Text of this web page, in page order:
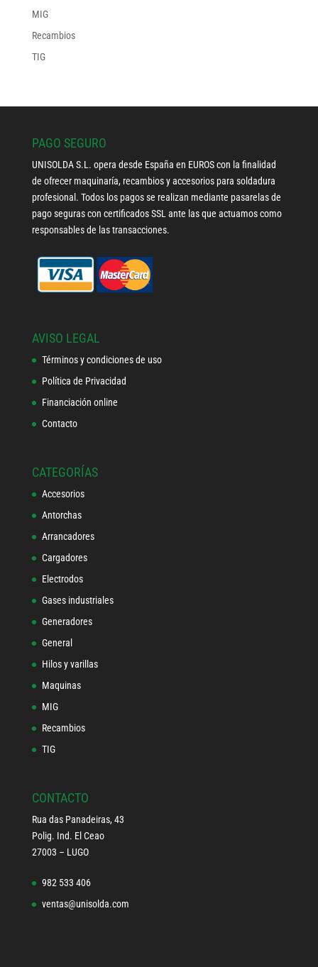
MIG
Recambios
TIG
PAGO SEGURO
UNISOLDA S.L. opera desde España en EUROS con la finalidad
de ofrecer maquinaría, recambios y accesorios para soldadura
profesional. Todos los pagos se realizan mediante pasarelas de
pago seguras con certificados SSL ante las que actuamos como
responsables de las transacciones.
AVISO LEGAL
Términos y condiciones de uso
Política de Privacidad
Financiación online
Contacto
CATEGORÍAS
Accesorios
Antorchas
Arrancadores
Cargadores
Electrodos
Gases industriales
Generadores
General
Hilos y varillas
Maquinas
MIG
Recambios
TIG
CONTACTO
Rua das Panadeiras, 43
Polig. Ind. El Ceao
27003 – LUGO
982 533 406
ventas@unisolda.com